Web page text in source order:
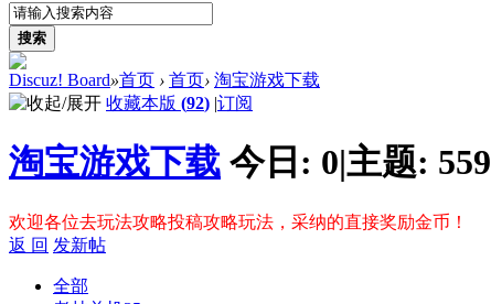
搜索
Discuz! Board»首页 › 首页› 淘宝游戏下载
收藏本版 (92) |订阅
淘宝游戏下载 今日: 0|主题: 559
欢迎各位去玩法攻略投稿攻略玩法，采纳的直接奖励金币！
返 回 发新帖
全部